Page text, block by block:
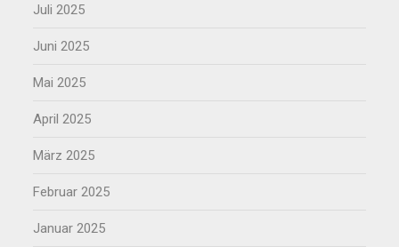
Juli 2025
Juni 2025
Mai 2025
April 2025
März 2025
Februar 2025
Januar 2025